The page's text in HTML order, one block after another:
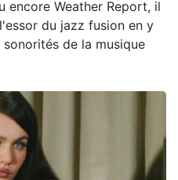
encore Weather Report, il
du jazz fusion en y
de la musique